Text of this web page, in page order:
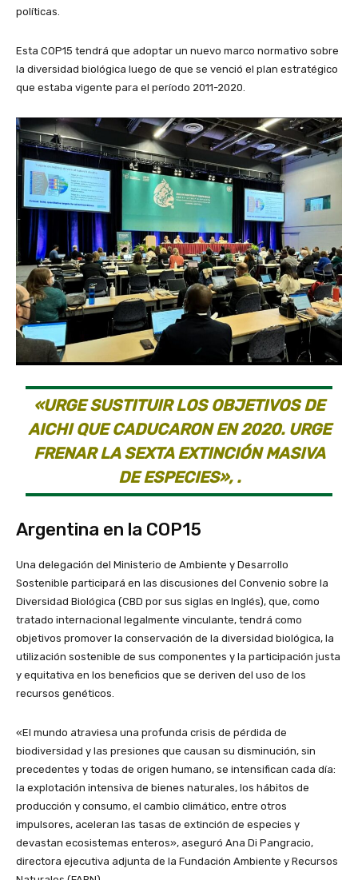
políticas.
Esta COP15 tendrá que adoptar un nuevo marco normativo sobre
la diversidad biológica luego de que se venció el plan estratégico
que estaba vigente para el período 2011-2020.
«URGE SUSTITUIR LOS OBJETIVOS DE
AICHI QUE CADUCARON EN 2020. URGE
FRENAR LA SEXTA EXTINCIÓN MASIVA
DE ESPECIES», .
Argentina en la COP15
Una delegación del Ministerio de Ambiente y Desarrollo
Sostenible participará en las discusiones del Convenio sobre la
Diversidad Biológica (CBD por sus siglas en Inglés), que, como
tratado internacional legalmente vinculante, tendrá como
objetivos promover la conservación de la diversidad biológica, la
utilización sostenible de sus componentes y la participación justa
y equitativa en los beneficios que se deriven del uso de los
recursos genéticos.
«El mundo atraviesa una profunda crisis de pérdida de
biodiversidad y las presiones que causan su disminución, sin
precedentes y todas de origen humano, se intensifican cada día:
la explotación intensiva de bienes naturales, los hábitos de
producción y consumo, el cambio climático, entre otros
impulsores, aceleran las tasas de extinción de especies y
devastan ecosistemas enteros», aseguró Ana Di Pangracio,
directora ejecutiva adjunta de la Fundación Ambiente y Recursos